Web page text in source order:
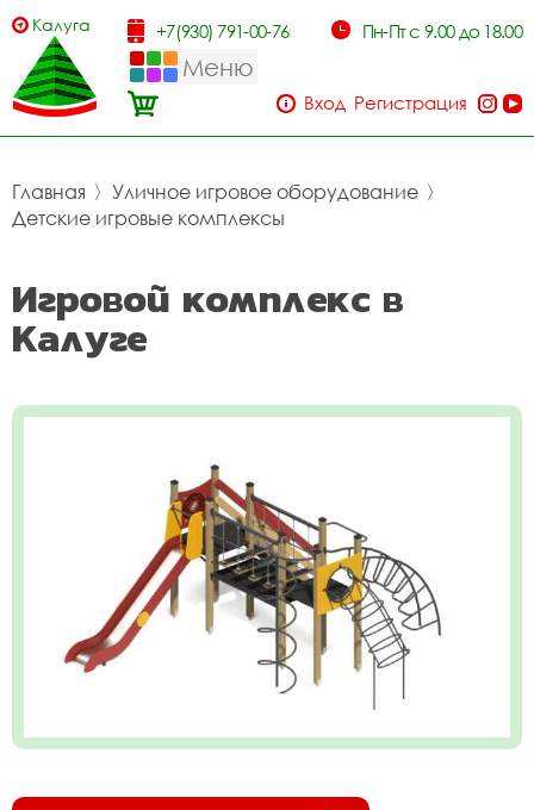
Калуга +7(930) 791-00-76 Пн-Пт с 9.00 до 18.00
Меню
Вход Регистрация
Главная 〉 Уличное игровое оборудование 〉
Детские игровые комплексы
Игровой комплекс в
Калуге